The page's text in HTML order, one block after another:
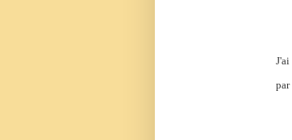
par